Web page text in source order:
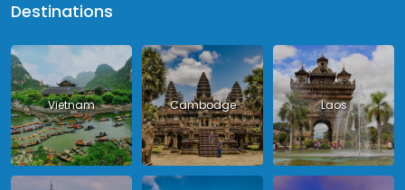
Destinations
Vietnam Cambodge Laos